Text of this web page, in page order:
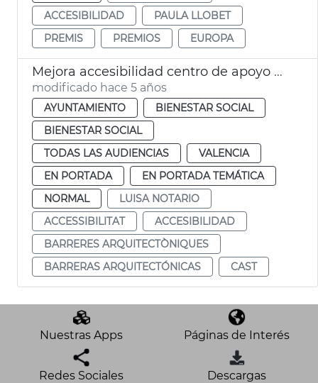
ACCESIBILIDAD
PAULA LLOBET
PREMIS
PREMIOS EUROPA
Mejora accesibilidad centro de apoyo CAST
modificado hace 5 años
AYUNTAMIENTO
BIENESTAR SOCIAL
BIENESTAR SOCIAL
TODAS LAS AUDIENCIAS
VALENCIA
EN PORTADA
EN PORTADA TEMÁTICA
NORMAL
LUISA NOTARIO
ACCESSIBILITAT
ACCESIBILIDAD
BARRERES ARQUITECTÒNIQUES
BARRERAS ARQUITECTÓNICAS
CAST
Nuestras Apps Páginas de Interés
Redes Sociales Descargas